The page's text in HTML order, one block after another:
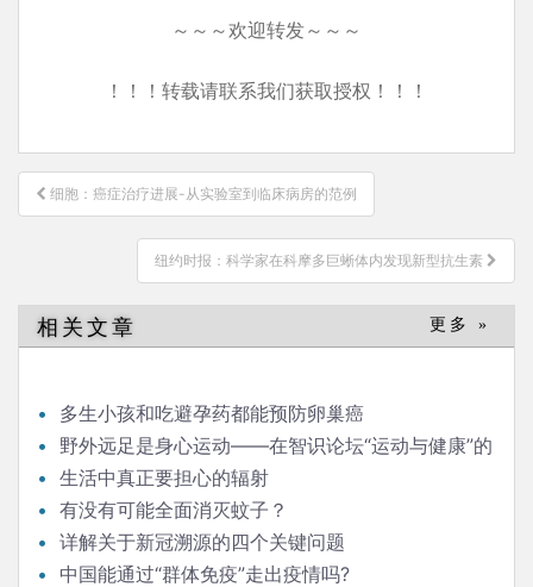
～～～欢迎转发～～～
！！！转载请联系我们获取授权！！！
文
章
细胞：癌症治疗进展-从实验室到临床病房的范例
纽约时报：科学家在科摩多巨蜥体内发现新型抗生素
相关文章 更多 »
多生小孩和吃避孕药都能预防卵巢癌
野外远足是身心运动——在智识论坛“运动与健康”的
发言生活中真正要担心的辐射
有没有可能全面消灭蚊子？
详解关于新冠溯源的四个关键问题
中国能通过“群体免疫”走出疫情吗?